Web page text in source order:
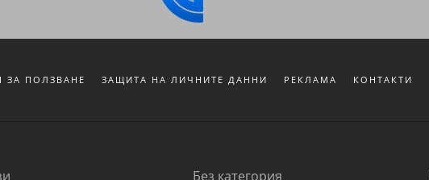
ЗА ПОЛЗВАНЕ ЗАЩИТА НА ЛИЧНИТЕ ДАННИ РЕКЛАМА КОНТАКТИ
Без категория